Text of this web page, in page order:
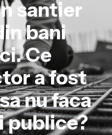
santier
bani
Ce
a fost
nu faca
publice?